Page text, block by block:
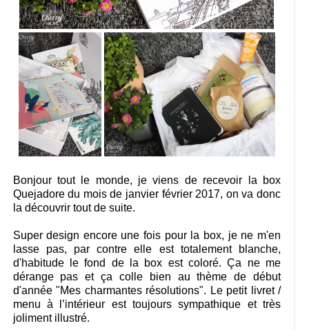
Bonjour tout le monde, je viens de recevoir la box
Quejadore du mois de janvier février 2017, on va donc
la découvrir tout de suite.
Super design encore une fois pour la box, je ne m'en
lasse pas, par contre elle est totalement blanche,
d'habitude le fond de la box est coloré. Ça ne me
dérange pas et ça colle bien au thème de début
d'année "Mes charmantes résolutions". Le petit livret /
menu à l’intérieur est toujours sympathique et très
joliment illustré.